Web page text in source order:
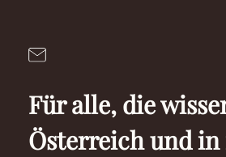
Für alle, die
Österreich und